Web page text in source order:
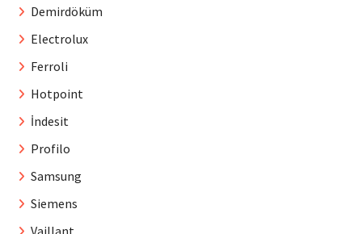
Demirdöküm
Electrolux
Ferroli
Hotpoint
İndesit
Profilo
Samsung
Siemens
Vaillant